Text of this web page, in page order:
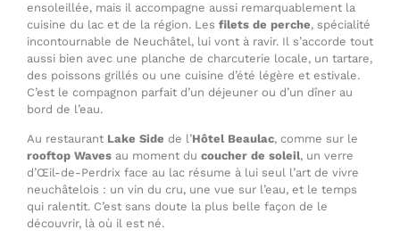
ensoleillée, mais il accompagne aussi remarquablement la
cuisine du lac et de la région. Les filets de perche, spécialité
incontournable de Neuchâtel, lui vont à ravir. Il s’accorde tout
aussi bien avec une planche de charcuterie locale, un tartare,
des poissons grillés ou une cuisine d’été légère et estivale.
C’est le compagnon parfait d’un déjeuner ou d’un dîner au
bord de l’eau.
Au restaurant Lake Side de l’Hôtel Beaulac, comme sur le
rooftop Waves au moment du coucher de soleil, un verre
d’Œil-de-Perdrix face au lac résume à lui seul l’art de vivre
neuchâtelois : un vin du cru, une vue sur l’eau, et le temps
qui ralentit. C’est sans doute la plus belle façon de le
découvrir, là où il est né.